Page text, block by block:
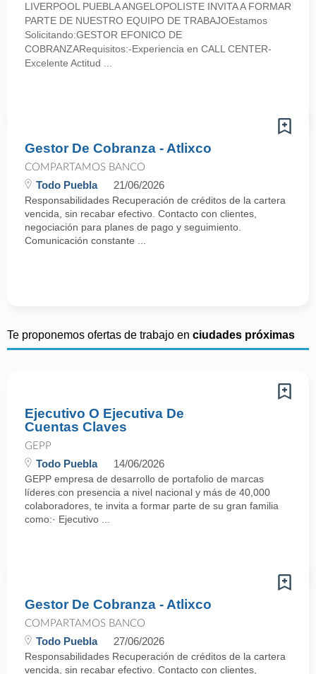
LIVERPOOL PUEBLA ANGELOPOLISTE INVITA A FORMAR
PARTE DE NUESTRO EQUIPO DE TRABAJOEstamos
Solicitando:GESTOR EFONICO DE
COBRANZARequisitos:-Experiencia en CALL CENTER-
Excelente Actitud ...
Gestor De Cobranza - Atlixco
COMPARTAMOS BANCO
Todo Puebla 21/06/2026
Responsabilidades Recuperación de créditos de la cartera
vencida, sin recabar efectivo. Contacto con clientes,
negociación para planes de pago y seguimiento.
Comunicación constante ...
Te proponemos ofertas de trabajo en ciudades próximas
Ejecutivo O Ejecutiva De
Cuentas Claves
GEPP
Todo Puebla 14/06/2026
GEPP empresa de desarrollo de portafolio de marcas
líderes con presencia a nivel nacional y más de 40,000
colaboradores, te invita a formar parte de su gran familia
como:· Ejecutivo ...
Gestor De Cobranza - Atlixco
COMPARTAMOS BANCO
Todo Puebla 27/06/2026
Responsabilidades Recuperación de créditos de la cartera
vencida, sin recabar efectivo. Contacto con clientes,